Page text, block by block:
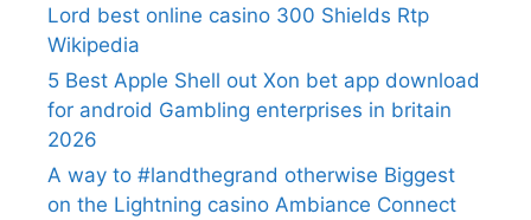
Lord best online casino 300 Shields Rtp
Wikipedia
5 Best Apple Shell out Xon bet app download
for android Gambling enterprises in britain
2026
A way to #landthegrand otherwise Biggest
on the Lightning casino Ambiance Connect